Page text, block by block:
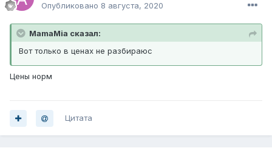
Опубликовано 8 августа, 2020
MamaMia сказал:
Вот только в ценах не разбираюс
Цены норм
Цитата